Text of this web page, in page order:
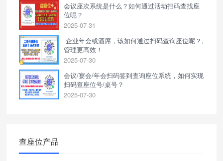
会议座次系统是什么？如何通过活动扫码查找座
位呢？
2025-07-31
企业年会或酒席，该如何通过扫码查询座位呢？,
管理更高效！
2025-07-30
会议/宴会/年会扫码签到查询座位系统，如何实现
扫码查座位号/桌号？
2025-07-30
查座位产品